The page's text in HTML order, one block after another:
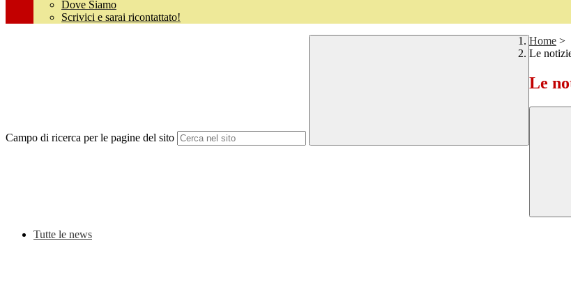
Dove Siamo
Scrivici e sarai ricontattato!
Campo di ricerca per le pagine del sito
Home >
Le
Le
Tutte le news